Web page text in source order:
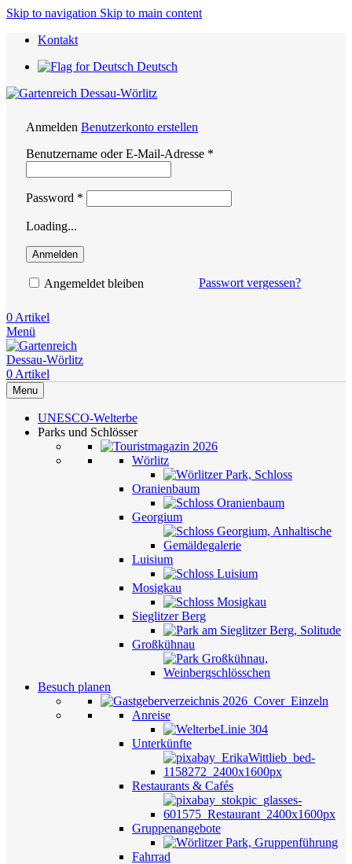
Skip to navigation Skip to main content
Kontakt
Deutsch
Anmelden Benutzerkonto erstellen
Benutzername oder E-Mail-Adresse *
Password *
Loading...
Anmelden
Passwort vergessen?
Angemeldet bleiben
0 Artikel
Menü
0 Artikel
Menu
UNESCO-Welterbe
Parks und Schlösser
Wörlitz
Oranienbaum
Georgium
Luisium
Mosigkau
Sieglitzer Berg
Großkühnau
Besuch planen
Anreise
Unterkünfte
Restaurants & Cafés
Gruppenangebote
Fahrrad